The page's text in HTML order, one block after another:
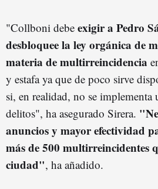
"Collboni debe exigir a Pedro
desbloquee la ley orgánica de
materia de multirreincidencia
y estafa ya que de poco sirve
si, en realidad, no se implementa
delitos", ha asegurado Sirera.
anuncios y mayor efectividad
más de 500 multirreincidentes
ciudad", ha añadido.